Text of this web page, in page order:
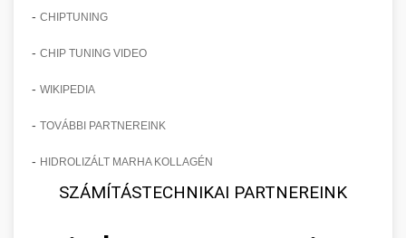
- CHIPTUNING
- CHIP TUNING VIDEO
- WIKIPEDIA
- TOVÁBBI PARTNEREINK
- HIDROLIZÁLT MARHA KOLLAGÉN
SZÁMÍTÁSTECHNIKAI PARTNEREINK